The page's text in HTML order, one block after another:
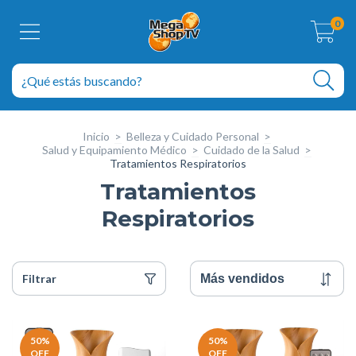
0
Inicio > Belleza y Cuidado Personal >
Salud y Equipamiento Médico > Cuidado de la Salud >
Tratamientos Respiratorios
Tratamientos
Respiratorios
Filtrar
50%
OFF
50%
OFF